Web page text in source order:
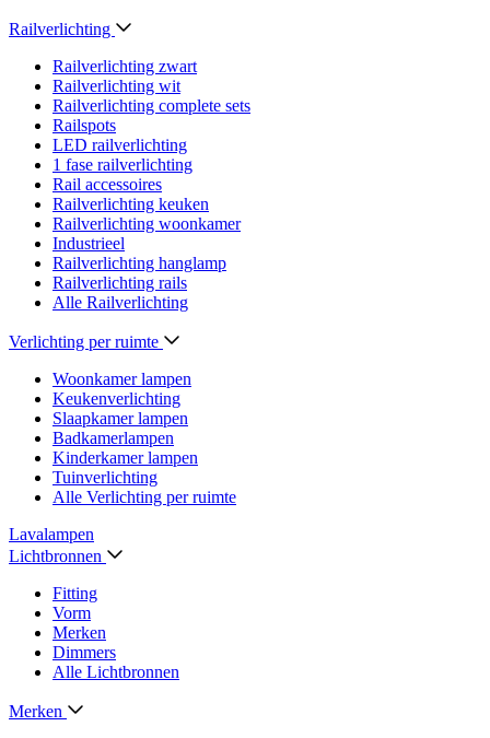
Railverlichting
Railverlichting zwart
Railverlichting wit
Railverlichting complete sets
Railspots
LED railverlichting
1 fase railverlichting
Rail accessoires
Railverlichting keuken
Railverlichting woonkamer
Industrieel
Railverlichting hanglamp
Railverlichting rails
Alle Railverlichting
Verlichting per ruimte
Woonkamer lampen
Keukenverlichting
Slaapkamer lampen
Badkamerlampen
Kinderkamer lampen
Tuinverlichting
Alle Verlichting per ruimte
Lavalampen
Lichtbronnen
Fitting
Vorm
Merken
Dimmers
Alle Lichtbronnen
Merken